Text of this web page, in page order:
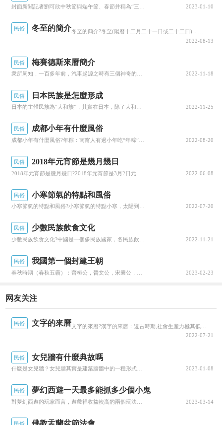
2023-01-10
民俗 冬至的簡介
冬至的簡介?冬至(陽曆十二月二十一日或二十二日)，為進九之始古人認為到了冬至白晝一天比一天長，陽氣上升，是個吉日因此值得慶賀明、清兩代皇帝均有祭天大典，謂之“冬至郊天”，我來為大家科普一下關于冬至的簡介?下面希望有你要的答案，我們一起來看看...
2022-08-13
民俗 梅賽德斯來曆簡介
衆所周知，一百多年前，汽車起源之時有三個神奇的人，他們是卡爾.奔馳，戴姆勒，和邁巴赫，雖然現在更多人了解這三個名字是以品牌的概念去認知的，但在當時，這仨位是近現代汽車和内燃機之父。不明真相的吃瓜群衆就為了，那為什麼奔馳前面要加個梅賽德斯，為... 2022-11-18
民俗 日本民族是怎麼形成
2022-11-25
民俗 成都小年有什麼風俗
成都小年有什麼風俗?年粽：南甯人有過小年吃“年粽”的習俗，年粽是新年吉祥的象征，俗話說：“年粽年粽，年年高中（粽）”年粽跟端午節的涼粽不一樣，它有餡，有大有小，有長有短，有圓有扁剝去葉子後，皮是糯米，餡是綠豆和豬肉，也有人放自己喜歡的食品做... 2022-08-20
民俗 2018年元宵節是幾月幾日
2022-06-08
民俗 小寒節氣的特點和風俗
2022-07-20
民俗 少數民族飲食文化
2022-11-21
民俗 我國第一個封建王朝
2023-02-23
网友关注
民俗 文字的來曆
2022-07-21
民俗 女兒牆有什麼典故嗎
什麼是女兒牆？女兒牆其實是建築牆體中的一種形式，最早叫做女牆，包涵着窺視之義，也叫女垣，還有一種叫法是“睥睨”，指城牆頂上的小牆，一般建于城牆頂的内側，比垛口低，起攔護作用，用白話來說就是壓檐牆，是一種高出屋面和城牆的矮牆。在過去是為了保護... 2023-01-08
民俗 夢幻西遊一天最多能抓多少個小鬼
對夢幻西遊的玩家而言，遊戲裡收益較高的兩個玩法無異于“師門”及“抓鬼”，“抓鬼”又細分為大小鬼，其中的“抓小鬼”要到鐘馗處領取任務，小鬼的構成一般為一隻主怪“X時X刻XX鬼”，小怪對應召喚獸種類，如花妖惡鬼!那麼，玩了這麼久的夢幻，大多玩家... 2023-03-14
民俗 佛教盂蘭盆節法會